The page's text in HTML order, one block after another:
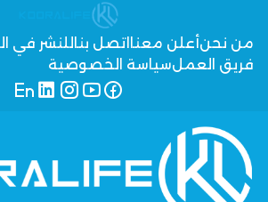
من نحنأعلن معنا اتصل بنا للنشر في
فريق العملسياسة الخصوصية